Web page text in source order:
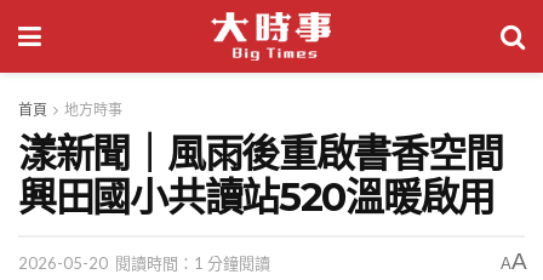
首頁 地方時事
漾新聞｜風雨後重啟書香空間
興田國小共讀站520溫暖啟用
2026-05-20 閱讀時間：1 分鐘閱讀 AA